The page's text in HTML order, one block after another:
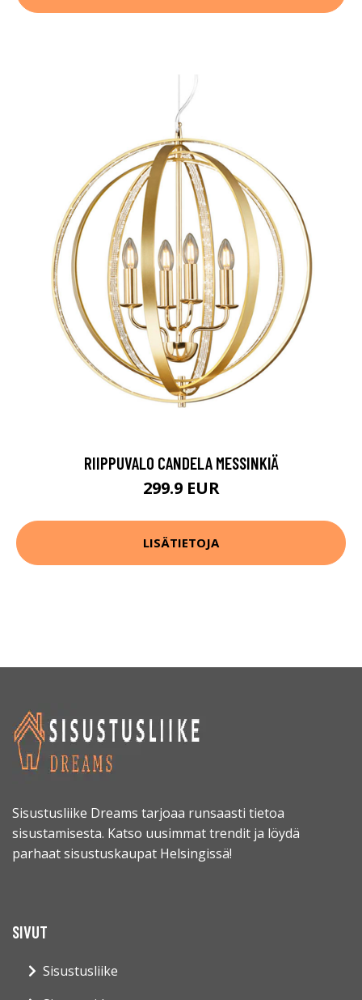
RIIPPUVALO CANDELA MESSINKIÄ
299.9 EUR
LISÄTIETOJA
Sisustusliike Dreams tarjoaa runsaasti tietoa
sisustamisesta. Katso uusimmat trendit ja löydä
parhaat sisustuskaupat Helsingissä!
SIVUT
Sisustusliike